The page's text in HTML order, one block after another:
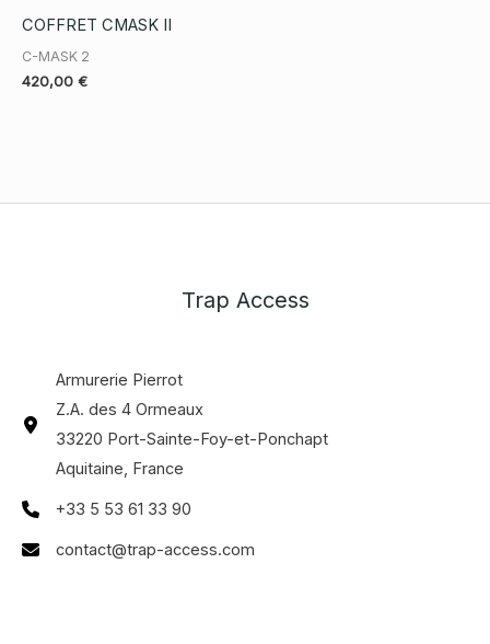
COFFRET CMASK II
C-MASK 2
420,00 €
Trap Access
Armurerie Pierrot
Z.A. des 4 Ormeaux
33220 Port-Sainte-Foy-et-Ponchapt
Aquitaine, France
+33 5 53 61 33 90
contact@trap-access.com